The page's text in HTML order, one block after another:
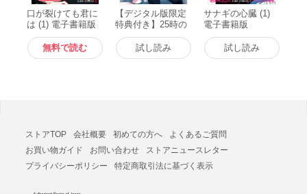
口が裂けても君に
は (1) 電子書籍版
無料で読む
【デジタル版限定
特典付き】25時の
ゴーストライター
(1) 電子書籍版
試し読み
サナギの心臓 (1)
電子書籍版
試し読み
ストアTOP 会社概要 初めての方へ
よくあるご質問
お買い物ガイド
お問い合わせ
ストアニュースレター
プライバシーポリシー
特定商取引法に基づく表示